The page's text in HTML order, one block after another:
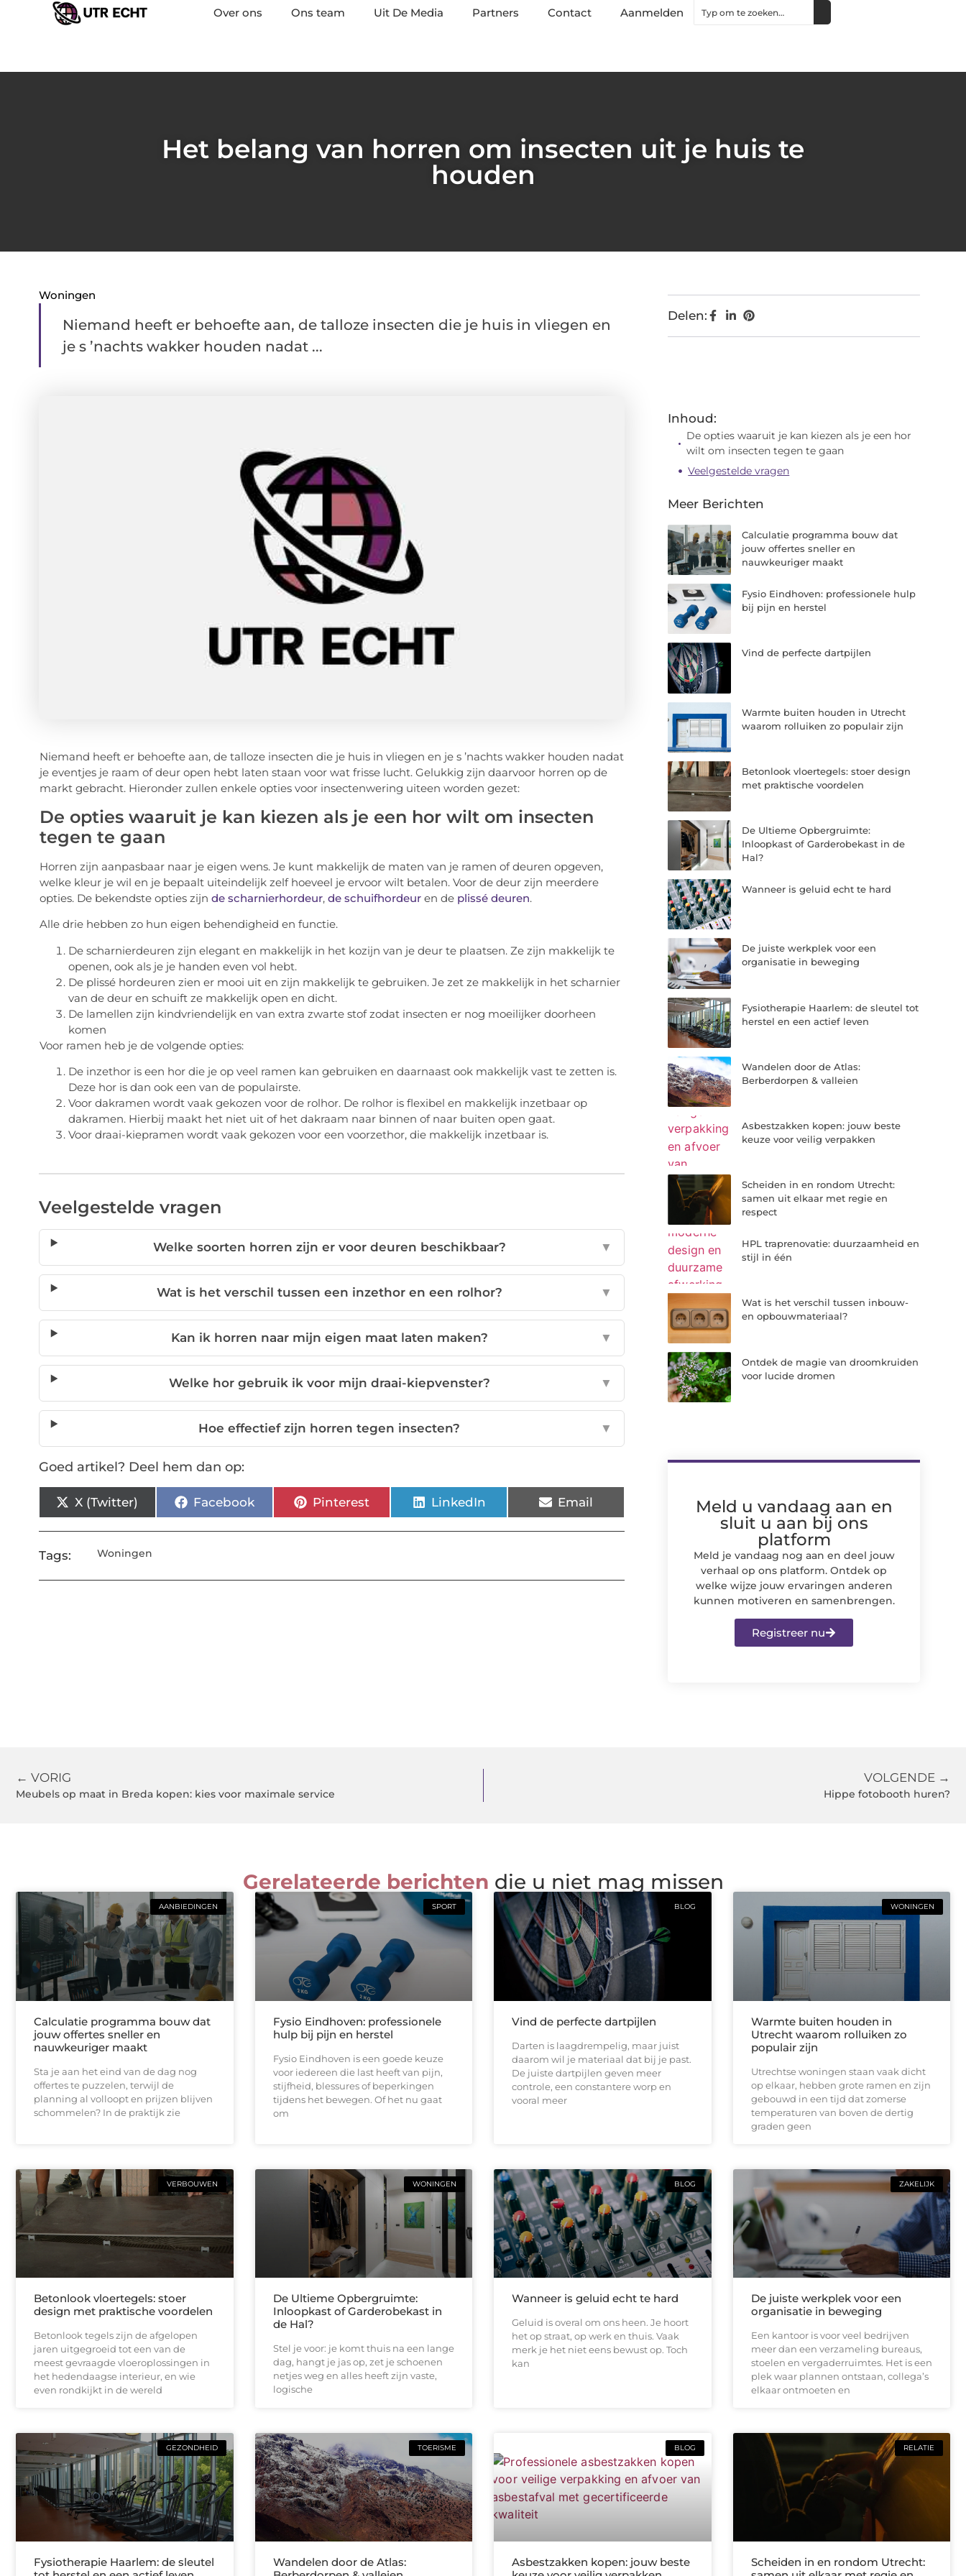
Over ons Ons team Uit De Media Partners Contact Aanmelden
Het belang van horren om insecten uit je huis te
houden
Woningen
Niemand heeft er behoefte aan, de talloze insecten die je huis in vliegen en
je s ’nachts wakker houden nadat ...
Niemand heeft er behoefte aan, de talloze insecten die je huis in vliegen en je s ’nachts wakker houden nadat
je eventjes je raam of deur open hebt laten staan voor wat frisse lucht. Gelukkig zijn daarvoor horren op de
markt gebracht. Hieronder zullen enkele opties voor insectenwering uiteen worden gezet:
De opties waaruit je kan kiezen als je een hor wilt om insecten
tegen te gaan
Horren zijn aanpasbaar naar je eigen wens. Je kunt makkelijk de maten van je ramen of deuren opgeven,
welke kleur je wil en je bepaalt uiteindelijk zelf hoeveel je ervoor wilt betalen. Voor de deur zijn meerdere
opties. De bekendste opties zijn de scharnierhordeur, de schuifhordeuren de plissé deuren.
Alle drie hebben zo hun eigen behendigheid en functie.
De scharnierdeuren zijn elegant en makkelijk in het kozijn van je deur te plaatsen. Ze zijn makkelijk te
openen, ook als je je handen even vol hebt.
De plissé hordeuren zien er mooi uit en zijn makkelijk te gebruiken. Je zet ze makkelijk in het scharnier
van de deur en schuift ze makkelijk open en dicht.
De lamellen zijn kindvriendelijk en van extra zwarte stof zodat insecten er nog moeilijker doorheen
komen
Voor ramen heb je de volgende opties:
De inzethor is een hor die je op veel ramen kan gebruiken en daarnaast ook makkelijk vast te zetten is.
Deze hor is dan ook een van de populairste.
Voor dakramen wordt vaak gekozen voor de rolhor. De rolhor is flexibel en makkelijk inzetbaar op
dakramen. Hierbij maakt het niet uit of het dakraam naar binnen of naar buiten open gaat.
Voor draai-kiepramen wordt vaak gekozen voor een voorzethor, die makkelijk inzetbaar is.
Veelgestelde vragen
Welke soorten horren zijn er voor deuren beschikbaar? ▼
Wat is het verschil tussen een inzethor en een rolhor? ▼
Kan ik horren naar mijn eigen maat laten maken? ▼
Welke hor gebruik ik voor mijn draai-kiepvenster? ▼
Hoe effectief zijn horren tegen insecten? ▼
Goed artikel? Deel hem dan op:
X (Twitter) Facebook Pinterest LinkedIn Email
Tags: Woningen
Delen:
Inhoud:
De opties waaruit je kan kiezen als je een hor
wilt om insecten tegen te gaan
Veelgestelde vragen
Meer Berichten
Calculatie programma bouw dat
jouw offertes sneller en
nauwkeuriger maakt
Fysio Eindhoven: professionele hulp
bij pijn en herstel
Vind de perfecte dartpijlen
Warmte buiten houden in Utrecht
waarom rolluiken zo populair zijn
Betonlook vloertegels: stoer design
met praktische voordelen
De Ultieme Opbergruimte:
Inloopkast of Garderobekast in de
Hal?
Wanneer is geluid echt te hard
De juiste werkplek voor een
organisatie in beweging
Fysiotherapie Haarlem: de sleutel tot
herstel en een actief leven
Wandelen door de Atlas:
Berberdorpen & valleien
Asbestzakken kopen: jouw beste
keuze voor veilig verpakken
Scheiden in en rondom Utrecht:
samen uit elkaar met regie en
respect
HPL traprenovatie: duurzaamheid en
stijl in één
Wat is het verschil tussen inbouw-
en opbouwmateriaal?
Ontdek de magie van droomkruiden
voor lucide dromen
Meld u vandaag aan en
sluit u aan bij ons
platform
Meld je vandaag nog aan en deel jouw
verhaal op ons platform. Ontdek op
welke wijze jouw ervaringen anderen
kunnen motiveren en samenbrengen.
Registreer nu
← VORIG
Meubels op maat in Breda kopen: kies voor maximale service
VOLGENDE →
Hippe fotobooth huren?
Gerelateerde berichten die u niet mag missen
AANBIEDINGEN
Calculatie programma bouw dat
jouw offertes sneller en
nauwkeuriger maakt
Sta je aan het eind van de dag nog
offertes te puzzelen, terwijl de
planning al volloopt en prijzen blijven
schommelen? In de praktijk zie
SPORT
Fysio Eindhoven: professionele
hulp bij pijn en herstel
Fysio Eindhoven is een goede keuze
voor iedereen die last heeft van pijn,
stijfheid, blessures of beperkingen
tijdens het bewegen. Of het nu gaat
om
BLOG
Vind de perfecte dartpijlen
Darten is laagdrempelig, maar juist
daarom wil je materiaal dat bij je past.
De juiste dartpijlen geven meer
controle, een constantere worp en
vooral meer
WONINGEN
Warmte buiten houden in
Utrecht waarom rolluiken zo
populair zijn
Utrechtse woningen staan vaak dicht
op elkaar, hebben grote ramen en zijn
gebouwd in een tijd dat zomerse
temperaturen van boven de dertig
graden geen
VERBOUWEN
Betonlook vloertegels: stoer
design met praktische voordelen
Betonlook tegels zijn de afgelopen
jaren uitgegroeid tot een van de
meest gevraagde vloeroplossingen in
het hedendaagse interieur, en wie
even rondkijkt in de wereld
WONINGEN
De Ultieme Opbergruimte:
Inloopkast of Garderobekast in
de Hal?
Stel je voor: je komt thuis na een lange
dag, hangt je jas op, zet je schoenen
netjes weg en alles heeft zijn vaste,
logische
BLOG
Wanneer is geluid echt te hard
Geluid is overal om ons heen. Je hoort
het op straat, op werk en thuis. Vaak
merk je het niet eens bewust op. Toch
kan
ZAKELIJK
De juiste werkplek voor een
organisatie in beweging
Een kantoor is voor veel bedrijven
meer dan een verzameling bureaus,
stoelen en vergaderruimtes. Het is een
plek waar plannen ontstaan, collega’s
elkaar ontmoeten en
GEZONDHEID
Fysiotherapie Haarlem: de sleutel
TOERISME
Wandelen door de Atlas:
BLOG
Asbestzakken kopen: jouw beste
RELATIE
Scheiden in en rondom Utrecht: